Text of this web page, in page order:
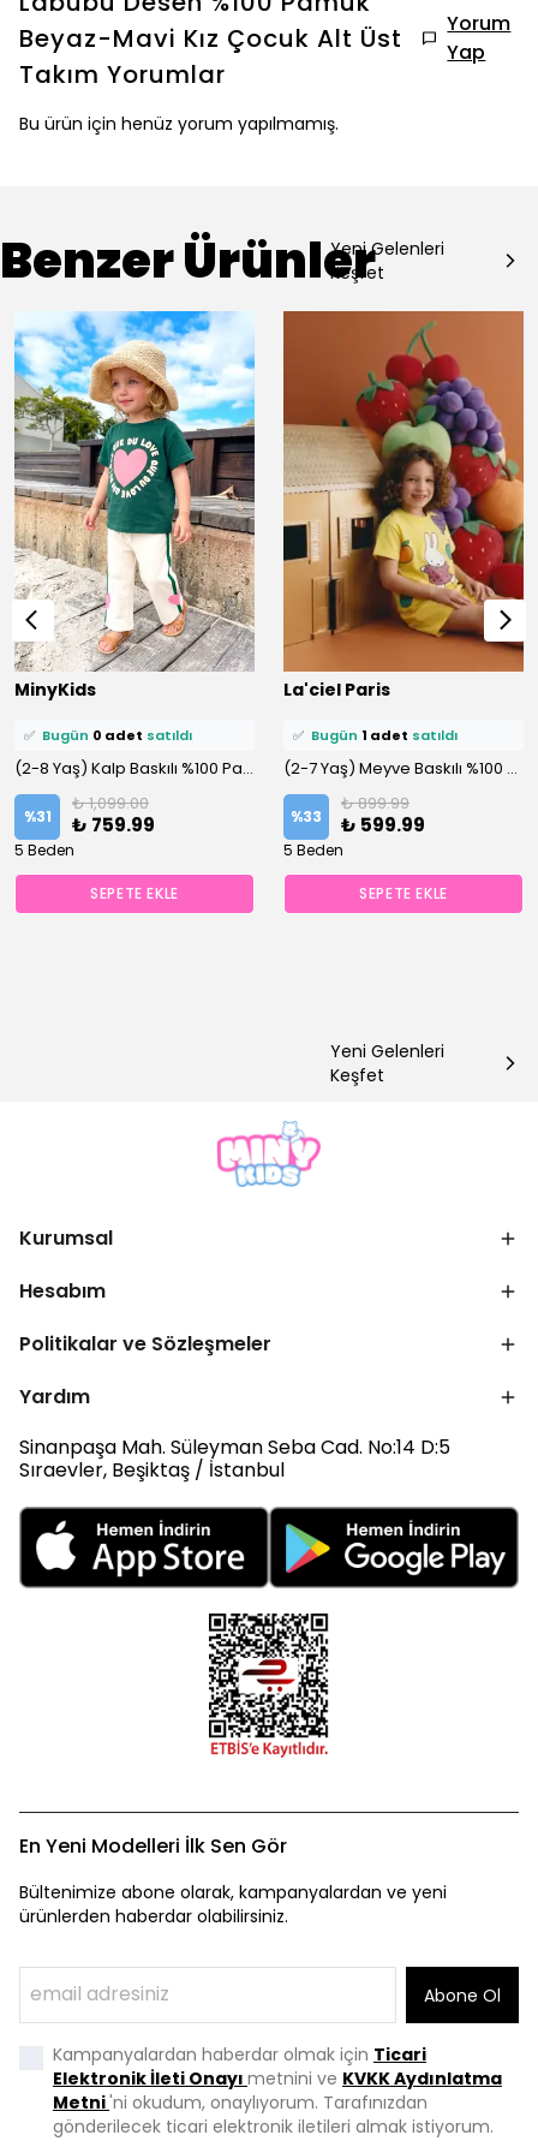
Beyaz-Mavi Kız Çocuk Alt Üst
Takım Yorumlar
Yorum
Yap
Bu ürün için henüz yorum yapılmamış.
Benzer ÜrünlerYeni Gelenleri
Keşfet
MinyKids
⭐️ Bu ürünü1 kişifavoriledi!
1 kişi
✅ Bugün 0 adet satıldı
(2-8 Yaş) Kalp Baskılı %100 Pamuklu Altüst Takım
%31
₺ 1,099.00
₺ 759.99
5 Beden
SEPETE EKLE
La'ciel Paris
⭐️ Bu ürünü3 kişifavoriledi!
✅ Bugün 1 adet satıldı
(2-7 Yaş) Meyve Baskılı %100 Pamuklu Şortlu Altüst Takım
%33
₺ 899.99
₺ 599.99
5 Beden
SEPETE EKLE
Yeni Gelenleri
Keşfet
Kurumsal
Hesabım
Politikalar ve Sözleşmeler
Yardım
Sinanpaşa Mah. Süleyman Seba Cad. No:14 D:5
Sıraevler, Beşiktaş / İstanbul
En Yeni Modelleri İlk Sen Gör
Bültenimize abone olarak, kampanyalardan ve yeni
ürünlerden haberdar olabilirsiniz.
Abone Ol
Kampanyalardan haberdar olmak için Ticari
Elektronik İleti Onayı metnini ve KVKK Aydınlatma
Metni'ni okudum, onaylıyorum. Tarafınızdan
gönderilecek ticari elektronik iletileri almak istiyorum.